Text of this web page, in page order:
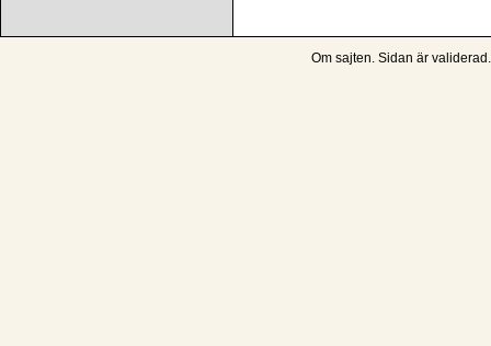
Om sajten. Sidan är validerad